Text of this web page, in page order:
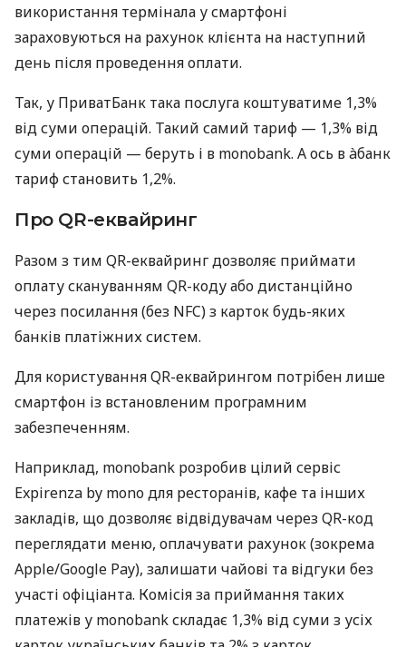
використання термінала у смартфоні
зараховуються на рахунок клієнта на наступний
день після проведення оплати.
Так, у ПриватБанк така послуга коштуватиме 1,3%
від суми операцій. Такий самий тариф — 1,3% від
суми операцій — беруть і в monobank. А ось в àбанк
тариф становить 1,2%.
Про QR-еквайринг
Разом з тим QR-еквайринг дозволяє приймати
оплату скануванням QR-коду або дистанційно
через посилання (без NFC) з карток будь-яких
банків платіжних систем.
Для користування QR-еквайрингом потрібен лише
смартфон із встановленим програмним
забезпеченням.
Наприклад, monobank розробив цілий сервіс
Expirenza by mono для ресторанів, кафе та інших
закладів, що дозволяє відвідувачам через QR-код
переглядати меню, оплачувати рахунок (зокрема
Apple/Google Pay), залишати чайові та відгуки без
участі офіціанта. Комісія за приймання таких
платежів у monobank складає 1,3% від суми з усіх